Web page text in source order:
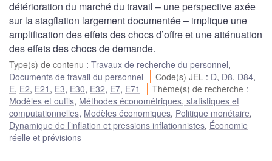
détérioration du marché du travail – une perspective axée
sur la stagflation largement documentée – implique une
amplification des effets des chocs d’offre et une atténuation
des effets des chocs de demande.
Type(s) de contenu : Travaux de recherche du personnel,
Documents de travail du personnel
Code(s) JEL : D, D8, D84,
E, E2, E21 , E3, E30, E32, E7, E71 Thème(s) de recherche :
Modèles et outils, Méthodes économétriques, statistiques et
computationnelles, Modèles économiques, Politique monétaire,
Dynamique de l’inflation et pressions inflationnistes, Économie
réelle et prévisions